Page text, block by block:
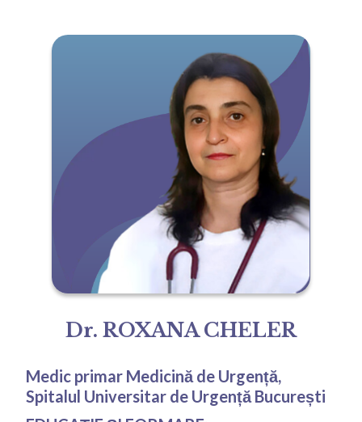
Dr. ROXANA CHELER
Medic primar Medicină de Urgență,
Spitalul Universitar de Urgență București